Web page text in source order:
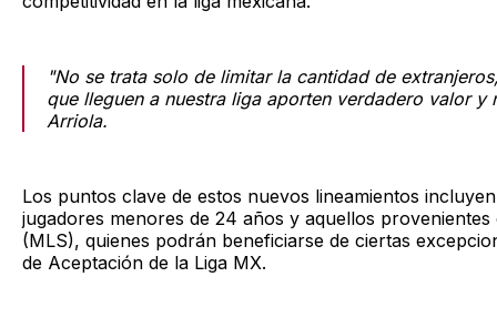
"No se trata solo de limitar la cantidad de
que lleguen a nuestra liga aporten verdadero valor
Arriola.
Los puntos clave de estos nuevos lineamientos
jugadores menores de 24 años y aquellos
(MLS), quienes podrán beneficiarse de ciertas
de Aceptación de la Liga MX.